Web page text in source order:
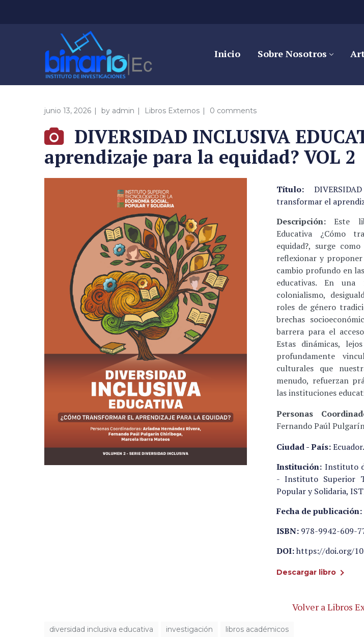
Inicio Sobre Nosotros
junio 13, 2026 by admin Libros Externos 0 comments
DIVERSIDAD INCLUSIVA
aprendizaje para la equidad? VOL 2
Título:
transformar el
Descripción: Este
Educativa ¿Cómo
equidad?, surge
reflexionar y
cambio profundo en
educativas. En
colonialismo,
roles de género
brechas
barrera para el
Estas dinámicas,
profundamente
culturales que
menudo, refuerzan
las instituciones
Personas
Fernando Paúl
Ciudad - País:Ecuador.
Institución: Instituto
- Instituto Superior
Popular y Solidaria,
Fecha de publicación:
ISBN: 978-9942-609-
DOI:https://doi.org/
Descargar libro
Volver a Libros
diversidad inclusiva educativa investigación libros académicos